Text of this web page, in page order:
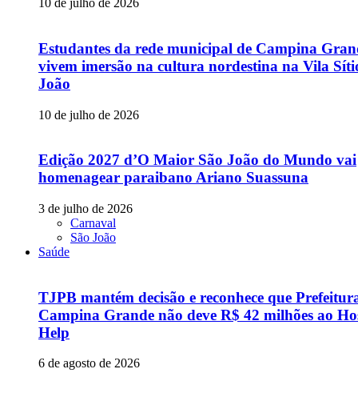
10 de julho de 2026
Estudantes da rede municipal de Campina
vivem imersão na cultura nordestina na Vila
João
10 de julho de 2026
Edição 2027 d’O Maior São João do Mundo vai
homenagear paraibano Ariano Suassuna
3 de julho de 2026
Carnaval
São João
Saúde
TJPB mantém decisão e reconhece que
Campina Grande não deve R$ 42 milhões ao
Help
6 de agosto de 2026